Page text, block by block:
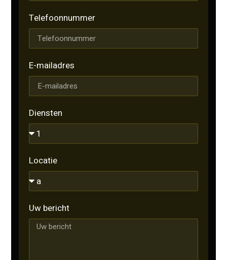
Telefoonnummer
E-mailadres
Diensten
Locatie
Uw bericht